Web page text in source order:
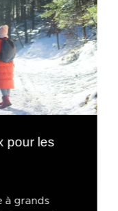
pour les
à grands